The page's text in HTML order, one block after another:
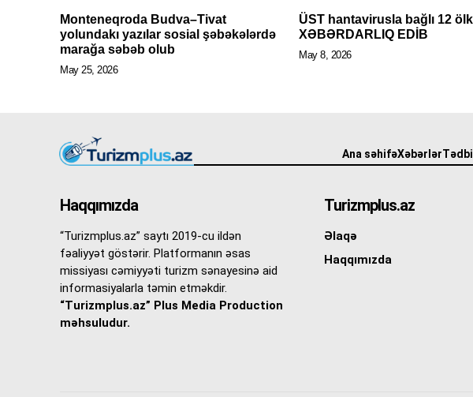
Monteneqroda Budva–Tivat
yolundakı yazılar sosial şəbəkələrdə
marağa səbəb olub
May 25, 2026
ÜST hantavirusla bağlı 12
XƏBƏRDARLIQ EDİB
May 8, 2026
Ana səhifəXəbərlər
Haqqımızda
“Turizmplus.az” saytı 2019-cu ildən
fəaliyyət göstərir. Platformanın əsas
missiyası cəmiyyəti turizm sənayesinə aid
informasiyalarla təmin etməkdir.
“Turizmplus.az” Plus Media Production
məhsuludur.
Turizmplus.az
Əlaqə
Haqqımızda